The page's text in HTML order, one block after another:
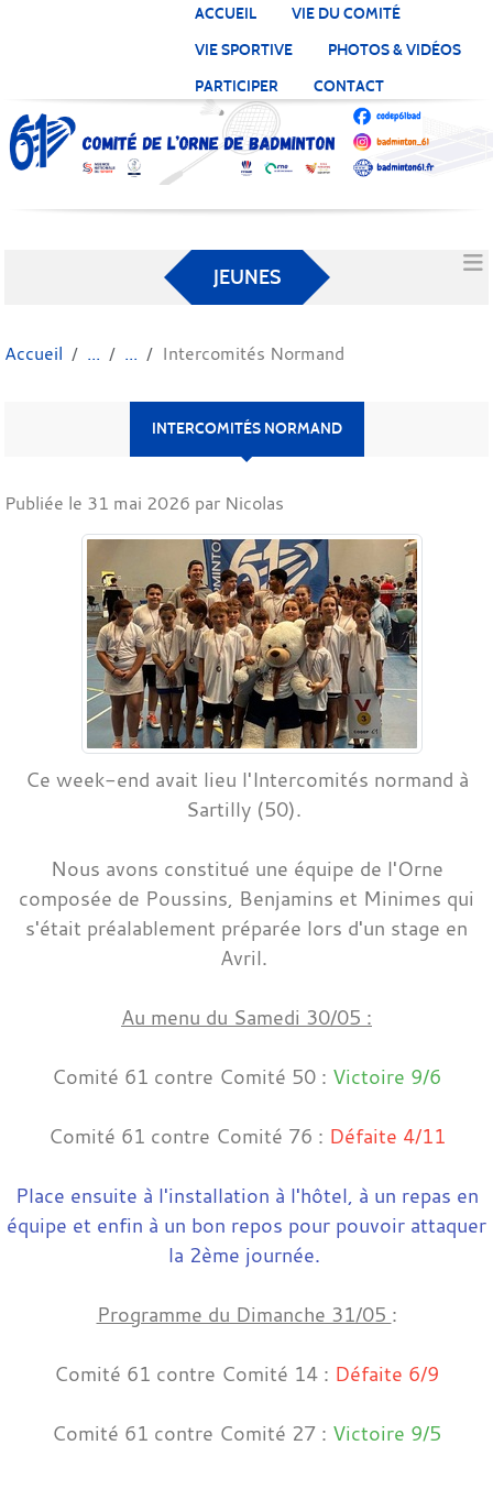
ACCUEIL
VIE DU COMITÉ
VIE SPORTIVE
PHOTOS & VIDÉOS
PARTICIPER
CONTACT
JEUNES
Accueil Intercomités Normand
INTERCOMITÉS NORMAND
Publiée le 31 mai 2026 par Nicolas
Ce week-end avait lieu l'Intercomités normand à
Sartilly (50).
Nous avons constitué une équipe de l'Orne
composée de Poussins, Benjamins et Minimes qui
s'était préalablement préparée lors d'un stage en
Avril.
Au menu du Samedi 30/05 :
Comité 61 contre Comité 50 : Victoire 9/6
Comité 61 contre Comité 76 : Défaite 4/11
Place ensuite à l'installation à l'hôtel, à un repas en
équipe et enfin à un bon repos pour pouvoir attaquer
la 2ème journée.
Programme du Dimanche 31/05 :
Comité 61 contre Comité 14 : Défaite 6/9
Comité 61 contre Comité 27 : Victoire 9/5
Panneau de gestion des cookies